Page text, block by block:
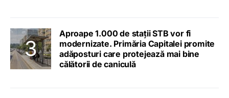
Aproape 1.000 de stații STB vor fi
modernizate. Primăria Capitalei promite
adăposturi care protejează mai bine
călătorii de caniculă